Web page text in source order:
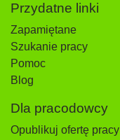
Przydatne linki
Zapamiętane
Szukanie pracy
Pomoc
Blog
Dla pracodowcy
Opublikuj ofertę pracy